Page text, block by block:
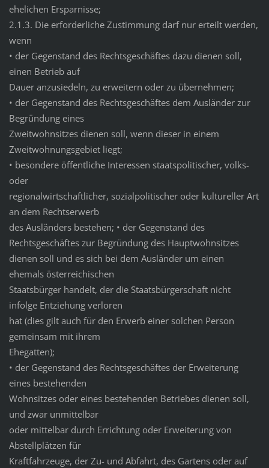
ehelichen Ersparnisse;
2.1.3. Die erforderliche Zustimmung darf nur erteilt werden,
wenn
• der Gegenstand des Rechtsgeschäftes dazu dienen soll,
einen Betrieb auf
Dauer anzusiedeln, zu erweitern oder zu übernehmen;
• der Gegenstand des Rechtsgeschäftes dem Ausländer zur
Begründung eines
Zweitwohnsitzes dienen soll, wenn dieser in einem
Zweitwohnungsgebiet liegt;
• besondere öffentliche Interessen staatspolitischer, volks-
oder
regionalwirtschaftlicher, sozialpolitischer oder kultureller Art
an dem Rechtserwerb
des Ausländers bestehen; • der Gegenstand des
Rechtsgeschäftes zur Begründung des Hauptwohnsitzes
dienen soll und es sich bei dem Ausländer um einen
ehemals österreichischen
Staatsbürger handelt, der die Staatsbürgerschaft nicht
infolge Entziehung verloren
hat (dies gilt auch für den Erwerb einer solchen Person
gemeinsam mit ihrem
Ehegatten);
• der Gegenstand des Rechtsgeschäftes der Erweiterung
eines bestehenden
Wohnsitzes oder eines bestehenden Betriebes dienen soll,
und zwar unmittelbar
oder mittelbar durch Errichtung oder Erweiterung von
Abstellplätzen für
Kraftfahrzeuge, der Zu- und Abfahrt, des Gartens oder auf